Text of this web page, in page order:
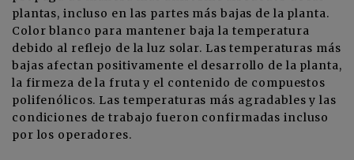
plantas, incluso en las partes más bajas de la planta.
Color blanco para mantener baja la temperatura
debido al reflejo de la luz solar. Las temperaturas más
bajas afectan positivamente el desarrollo de la planta,
la firmeza de la fruta y el contenido de compuestos
polifenólicos. Las temperaturas más agradables y las
condiciones de trabajo fueron confirmadas incluso
por los operadores.